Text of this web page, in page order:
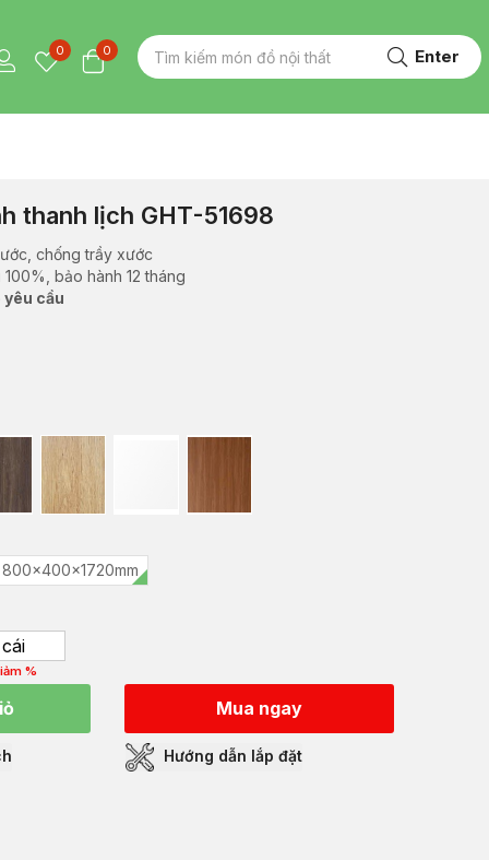
0 0 Enter
thanh lịch GHT-51698
chống trầy xước
bảo hành 12 tháng
cầu
800x400x1720mm
cái
%
Mua ngay
Hướng dẫn lắp đặt